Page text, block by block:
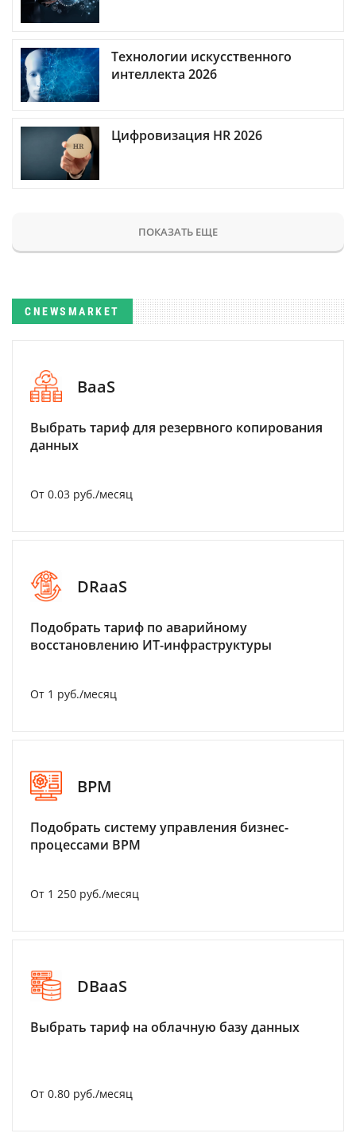
Технологии искусственного
интеллекта 2026
Цифровизация HR 2026
ПОКАЗАТЬ ЕЩЕ
CNEWSMARKET
BaaS
Выбрать тариф для резервного копирования
данных
От 0.03 руб./месяц
DRaaS
Подобрать тариф по аварийному
восстановлению ИТ-инфраструктуры
От 1 руб./месяц
BPM
Подобрать систему управления бизнес-
процессами BPM
От 1 250 руб./месяц
DBaaS
Выбрать тариф на облачную базу данных
От 0.80 руб./месяц